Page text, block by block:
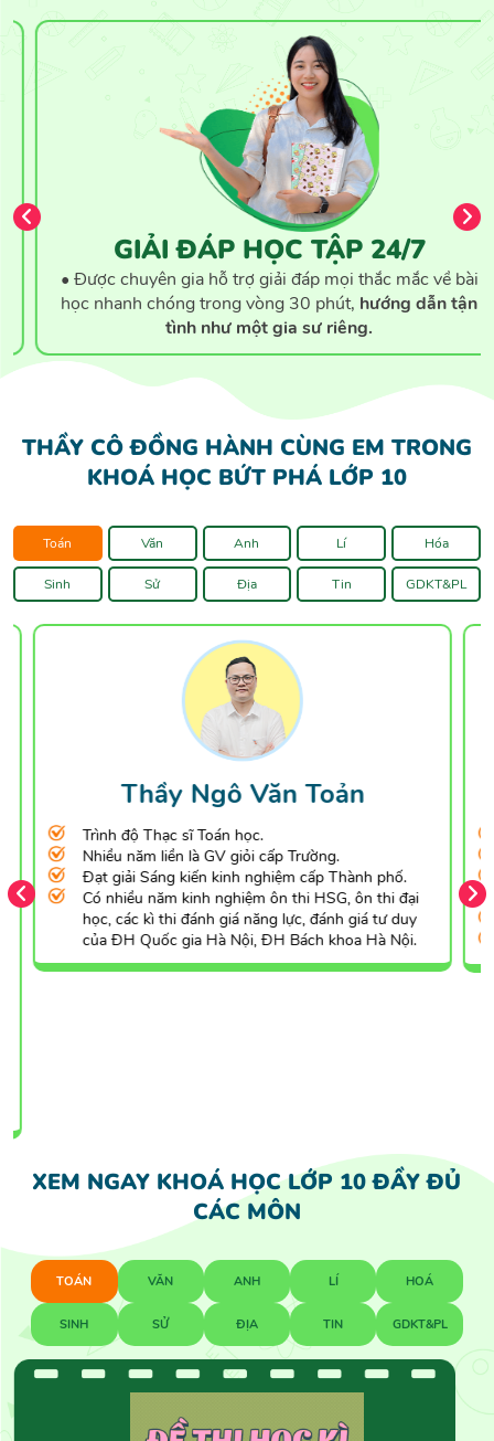
GIẢI ĐÁP HỌC TẬP 24/7
• Được chuyên gia hỗ trợ giải đáp mọi thắc mắc về bài
học nhanh chóng trong vòng 30 phút,hướng dẫn tận
tình như một gia sư riêng.
THẦY CÔ ĐỒNG HÀNH CÙNG EM TRONG
KHOÁ HỌC BỨT PHÁ LỚP 10
Toán Văn Anh Lí Hóa
Sinh Sử Địa Tin GDKT&PL
Thầy Ngô Văn Toản
Trình độ Thạc sĩ Toán học.
Nhiều năm liền là GV giỏi cấp Trường.
Đạt giải Sáng kiến kinh nghiệm cấp Thành phố.
Có nhiều năm kinh nghiệm ôn thi HSG, ôn thi đại
học, các kì thi đánh giá năng lực, đánh giá tư duy
của ĐH Quốc gia Hà Nội, ĐH Bách khoa Hà Nội.
XEM NGAY KHOÁ HỌC LỚP 10 ĐẦY ĐỦ
CÁC MÔN
TOÁN VĂN ANH LÍ HOÁ
SINH SỬ ĐỊA TIN GDKT&PL